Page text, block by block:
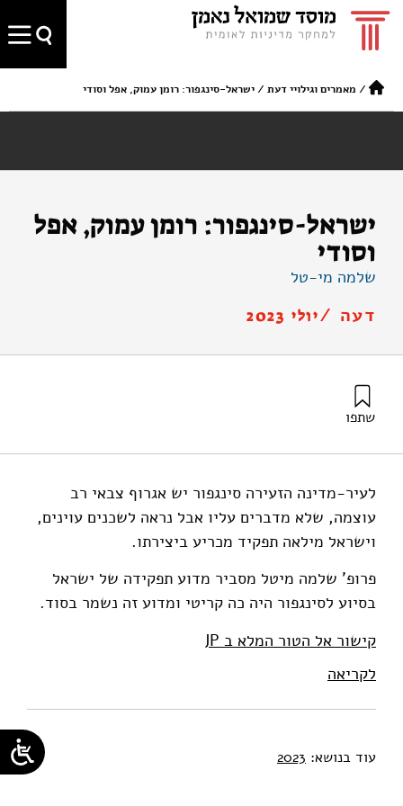
/ מאמרים וגילויי דעת /ישראל-סינגפור: רומן עמוק, אפל וסודי
ישראל-סינגפור: רומן עמוק, אפל
וסודי
שלמה מי-טל
דעה /יולי 2023
שתפו
לעיר-מדינה הזעירה סינגפור יש אגרוף צבאי רב
עוצמה, שלא מדברים עליו אבל נראה לשכנים עוינים,
וישראל מילאה תפקיד מכריע ביצירתו.
פרופ' שלמה מיטל מסביר מדוע תפקידה של ישראל
בסיוע לסינגפור היה כה קריטי ומדוע זה נשמר בסוד.
קישור אל הטור המלא ב JP
לקריאה
עוד בנושא: 2023